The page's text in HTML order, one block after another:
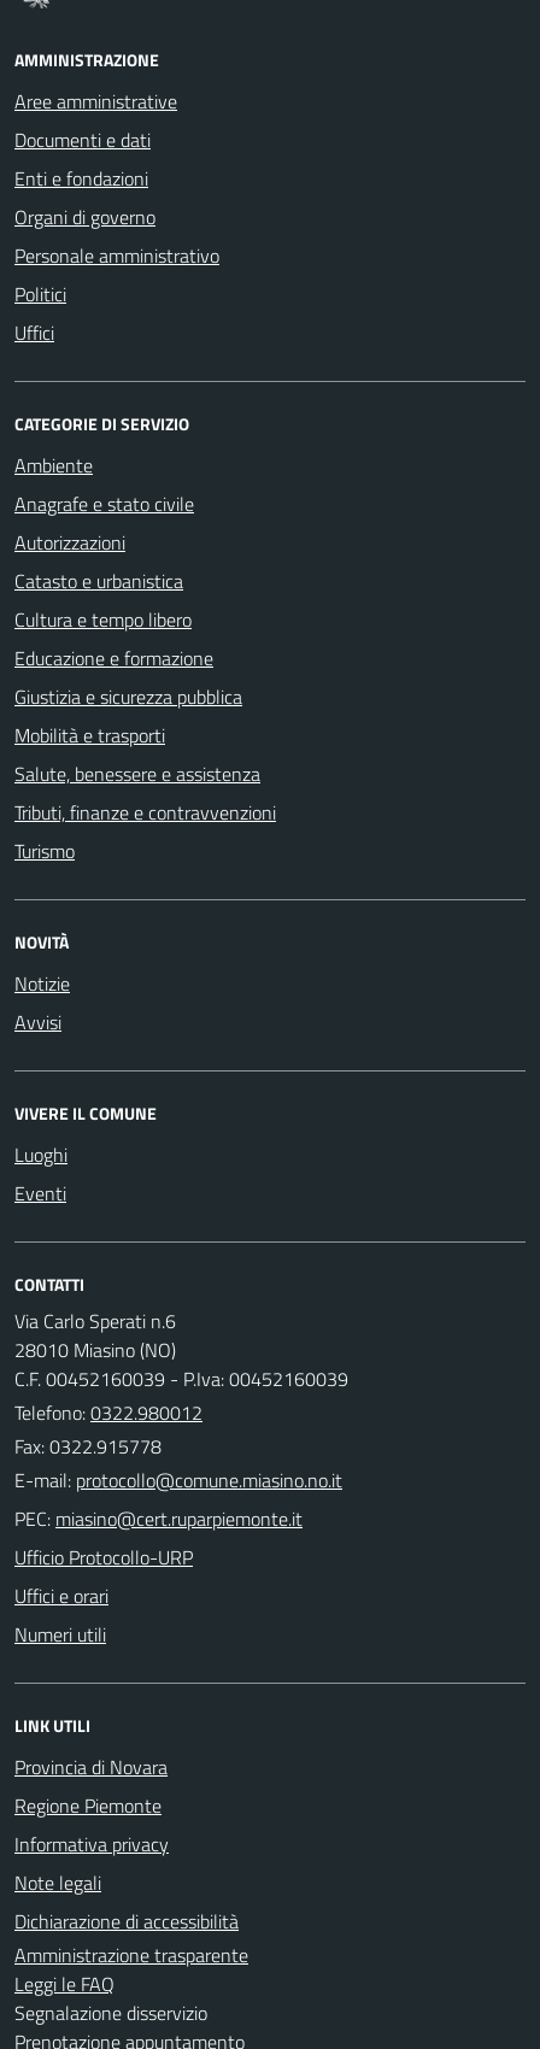
AMMINISTRAZIONE
Aree amministrative
Documenti e dati
Enti e fondazioni
Organi di governo
Personale amministrativo
Politici
Uffici
CATEGORIE DI SERVIZIO
Ambiente
Anagrafe e stato civile
Autorizzazioni
Catasto e urbanistica
Cultura e tempo libero
Educazione e formazione
Giustizia e sicurezza pubblica
Mobilità e trasporti
Salute, benessere e assistenza
Tributi, finanze e contravvenzioni
Turismo
NOVITÀ
Notizie
Avvisi
VIVERE IL COMUNE
Luoghi
Eventi
CONTATTI
Via Carlo Sperati n.6
28010 Miasino (NO)
C.F. 00452160039 - P.Iva: 00452160039
Telefono:0322.980012
Fax: 0322.915778
E-mail:
PEC:
Ufficio Protocollo-URP
Uffici e orari
Numeri utili
LINK UTILI
Provincia di Novara
Regione Piemonte
Informativa privacy
Note legali
Dichiarazione di accessibilità
Amministrazione trasparente
Leggi le FAQ
Segnalazione disservizio
Prenotazione appuntamento